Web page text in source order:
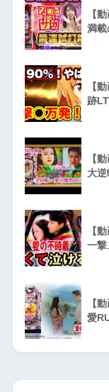
【
満載
【
跡
【
大逆
【
一撃
【
愛